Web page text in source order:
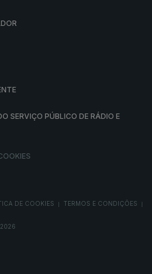
SERVIÇO PÚBLICO DE RÁDIO E
DE COOKIES TERMOS E CONDIÇÕES